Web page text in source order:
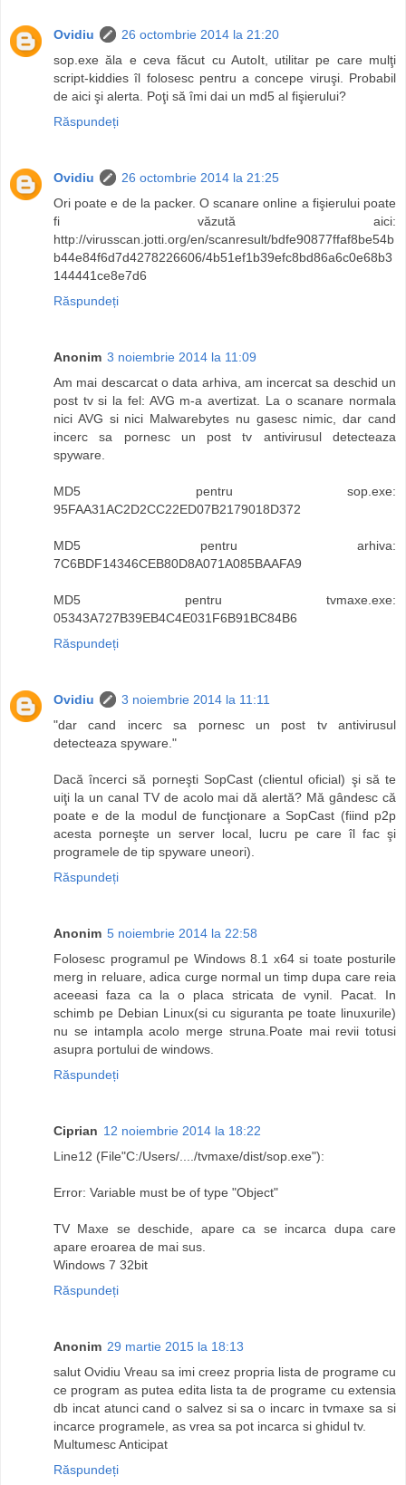
Ovidiu
26 octombrie 2014 la 21:20
sop.exe ăla e ceva făcut cu AutoIt, utilitar pe care mulţi
script-kiddies îl folosesc pentru a concepe viruşi. Probabil
de aici şi alerta. Poţi să îmi dai un md5 al fişierului?
Răspundeți
Ovidiu
26 octombrie 2014 la 21:25
Ori poate e de la packer. O scanare online a fişierului poate
fi văzută aici:
http://virusscan.jotti.org/en/scanresult/bdfe90877ffaf8be54b
b44e84f6d7d4278226606/4b51ef1b39efc8bd86a6c0e68b3
144441ce8e7d6
Răspundeți
Anonim 3 noiembrie 2014 la 11:09
Am mai descarcat o data arhiva, am incercat sa deschid un
post tv si la fel: AVG m-a avertizat. La o scanare normala
nici AVG si nici Malwarebytes nu gasesc nimic, dar cand
incerc sa pornesc un post tv antivirusul detecteaza
spyware.
MD5 pentru sop.exe:
95FAA31AC2D2CC22ED07B2179018D372
MD5 pentru arhiva:
7C6BDF14346CEB80D8A071A085BAAFA9
MD5 pentru tvmaxe.exe:
05343A727B39EB4C4E031F6B91BC84B6
Răspundeți
Ovidiu
3 noiembrie 2014 la 11:11
"dar cand incerc sa pornesc un post tv antivirusul
detecteaza spyware."
Dacă încerci să porneşti SopCast (clientul oficial) şi să te
uiţi la un canal TV de acolo mai dă alertă? Mă gândesc că
poate e de la modul de funcţionare a SopCast (fiind p2p
acesta porneşte un server local, lucru pe care îl fac şi
programele de tip spyware uneori).
Răspundeți
Anonim 5 noiembrie 2014 la 22:58
Folosesc programul pe Windows 8.1 x64 si toate posturile
merg in reluare, adica curge normal un timp dupa care reia
aceeasi faza ca la o placa stricata de vynil. Pacat. In
schimb pe Debian Linux(si cu siguranta pe toate linuxurile)
nu se intampla acolo merge struna.Poate mai revii totusi
asupra portului de windows.
Răspundeți
Ciprian 12 noiembrie 2014 la 18:22
Line12 (File"C:/Users/..../tvmaxe/dist/sop.exe"):
Error: Variable must be of type "Object"
TV Maxe se deschide, apare ca se incarca dupa care
apare eroarea de mai sus.
Windows 7 32bit
Răspundeți
Anonim 29 martie 2015 la 18:13
salut Ovidiu Vreau sa imi creez propria lista de programe cu
ce program as putea edita lista ta de programe cu extensia
db incat atunci cand o salvez si sa o incarc in tvmaxe sa si
incarce programele, as vrea sa pot incarca si ghidul tv.
Multumesc Anticipat
Răspundeți